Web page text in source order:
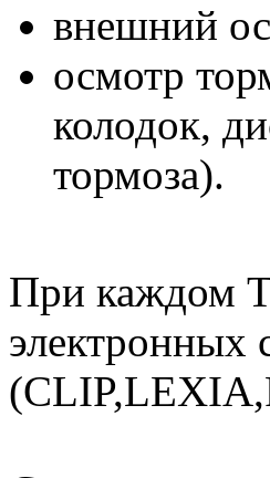
внешний
осмотр
колодок,
тормоза).
При каждом
электронных